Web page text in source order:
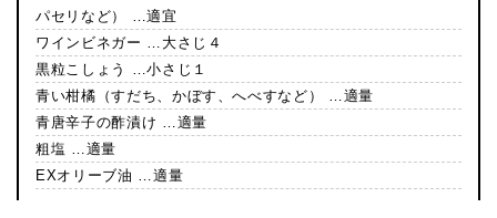
パセリなど） …適宜
ワインビネガー …大さじ４
黒粒こしょう …小さじ１
青い柑橘（すだち、かぼす、へべすなど） …適量
青唐辛子の酢漬け …適量
粗塩 …適量
EXオリーブ油 …適量